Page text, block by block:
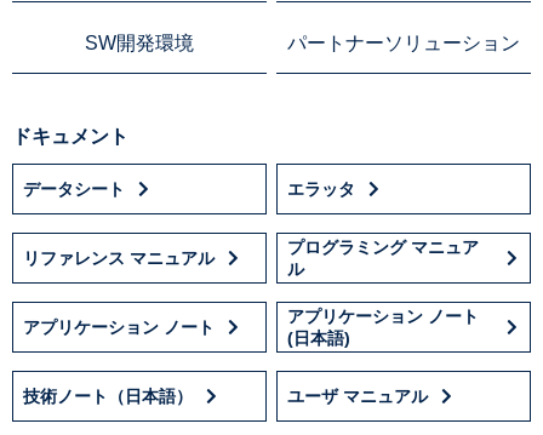
SW開発環境 パートナーソリューション
ドキュメント
データシート エラッタ
リファレンス マニュアル
プログラミング マニュア
ル
アプリケーション ノート
アプリケーション ノート
(日本語)
技術ノート（日本語） ユーザ マニュアル